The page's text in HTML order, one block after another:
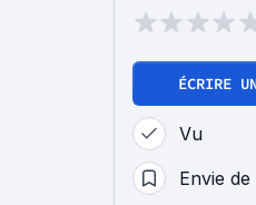
ÉCRIRE
Vu
Envie